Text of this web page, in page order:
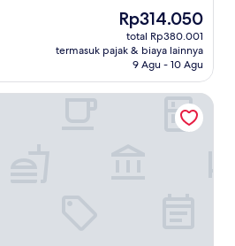
Harga
sekarang
Rp314.050
Rp314.050
total Rp380.001
termasuk pajak & biaya lainnya
9 Agu - 10 Agu